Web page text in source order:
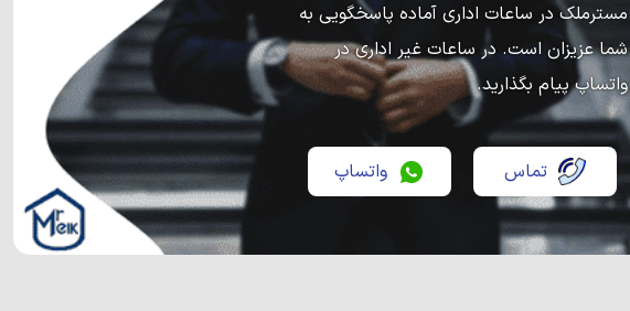
مسترملک در ساعات اداری آماده پاسخگویی به
شما عزیزان است. در ساعات غیر اداری در
واتساپ پیام بگذارید.
تماس واتساپ